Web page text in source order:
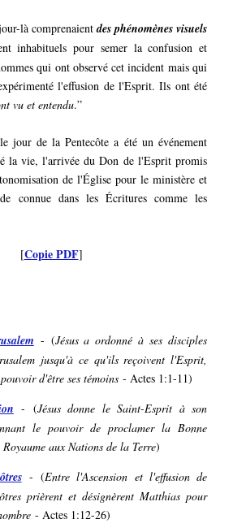
là comprenaientdes phénomènes visuels
inhabituels pour semer la confusion et
qui ont observé cet incident mais qui
l'effusion de l'Esprit. Ils ont été
vu et entendu.”
jour de la Pentecôte a été un événement
la vie, l'arrivée du Don de l'Esprit promis
de l'Église pour le ministère et
connue dans les Écritures comme les
[Copie PDF]
- (Jésus a ordonné à ses disciples
jusqu'à ce qu'ils reçoivent l'Esprit,
d'être ses témoins - Actes 1:1-11)
- (Jésus donne le Saint-Esprit à son
le pouvoir de proclamer la Bonne
aux Nations de la Terre)
- (Entre l'Ascension et l'effusion de
prièrent et désignèrent Matthias pour
- Actes 1:12-26)